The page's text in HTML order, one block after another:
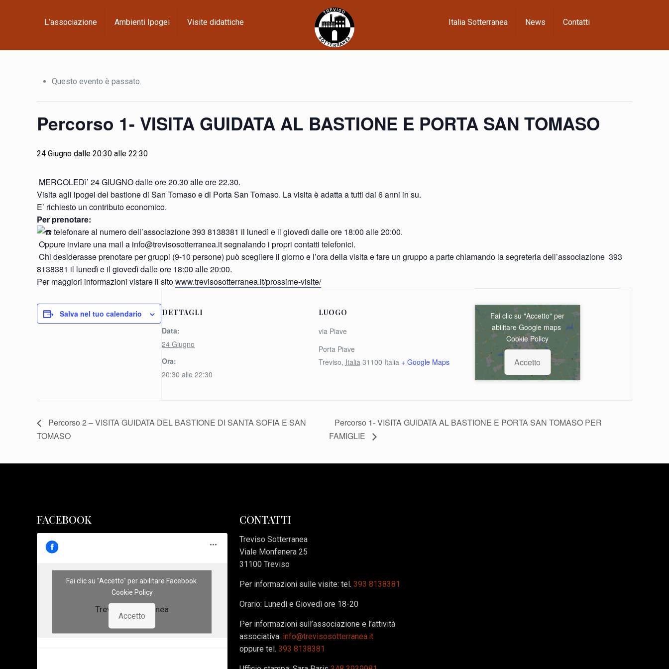
L’associazione Ambienti Ipogei Visite didattiche Italia Sotterranea News Contatti
Questo evento è passato.
Percorso 1- VISITA GUIDATA AL BASTIONE E PORTA SAN TOMASO
24 Giugno dalle 20:30 alle22:30
MERCOLEDì’ 24 GIUGNO dalle ore 20.30 alle ore 22.30.
Visita agli ipogei del bastione di San Tomaso e di Porta San Tomaso. La visita è adatta a tutti dai 6 anni in su.
E’ richiesto un contributo economico.
Per prenotare:
telefonare al numero dell’associazione 393 8138381 il lunedì e il giovedì dalle ore 18:00 alle 20:00.
Oppure inviare una mail a info@trevisosotterranea.it segnalando i propri contatti telefonici.
Chi desiderasse prenotare per gruppi (9-10 persone) può scegliere il giorno e l’ora della visita e fare un gruppo a parte chiamando la segreteria dell’associazione 393
8138381 il lunedì e il giovedì dalle ore 18:00 alle 20:00.
Per maggiori informazioni vistare il sitowww.trevisosotterranea.it/prossime-visite/
Salva nel tuo calendario DETTAGLI
Data:
24 Giugno
Ora:
20:30 alle 22:30
LUOGO
via Piave
Porta Piave
Treviso, Italia 31100 Italia + Google Maps
Fai clic su "Accetto" per
abilitare Google maps
Cookie Policy
Accetto
Percorso 2 – VISITA GUIDATA DEL BASTIONE DI SANTA SOFIA E SAN
TOMASO
Percorso 1- VISITA GUIDATA AL BASTIONE E PORTA SAN TOMASO PER
FAMIGLIE
FACEBOOK
Treviso Sotterranea
Fai clic su "Accetto" per abilitare Facebook
Cookie Policy
Accetto
CONTATTI
Treviso Sotterranea
Viale Monfenera 25
31100 Treviso
Per informazioni sulle visite: tel. 393 8138381
Orario: Lunedì e Giovedì ore 18-20
Per informazioni sull’associazione e l’attività
associativa: info@trevisosotterranea.it
oppure tel. 393 8138381